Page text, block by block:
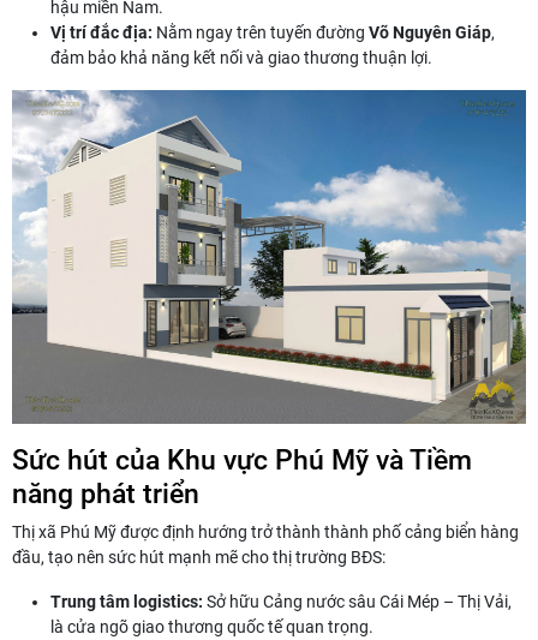
hậu miền Nam.
Vị trí đắc địa: Nằm ngay trên tuyến đường Võ Nguyên Giáp,
đảm bảo khả năng kết nối và giao thương thuận lợi.
Sức hút của Khu vực Phú Mỹ và Tiềm
năng phát triển
Thị xã Phú Mỹ được định hướng trở thành thành phố cảng biển hàng
đầu, tạo nên sức hút mạnh mẽ cho thị trường BĐS:
Trung tâm logistics: Sở hữu Cảng nước sâu Cái Mép – Thị Vải,
là cửa ngõ giao thương quốc tế quan trọng.